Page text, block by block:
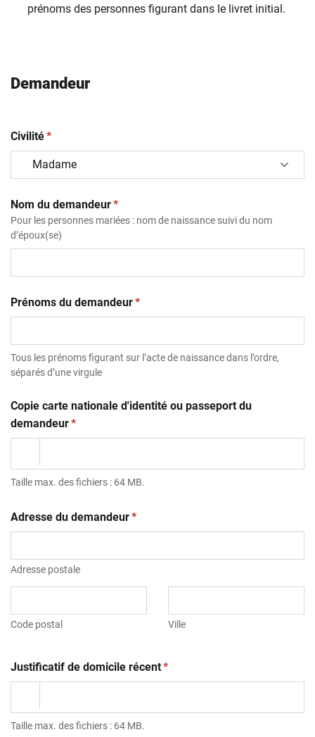
prénoms des personnes figurant dans le livret initial.
Demandeur
Civilité(obligatoire)
*
Nom du demandeur(obligatoire)
*
Pour les personnes mariées : nom de naissance suivi du nom
d’époux(se)
Prénoms du demandeur(obligatoire)
*
Tous les prénoms figurant sur l’acte de naissance dans l’ordre,
séparés d’une virgule
Copie carte nationale d'identité ou passeport du
demandeur(obligatoire)
*
Taille max. des fichiers : 64 MB.
Adresse du demandeur(obligatoire)
*
Adresse postale
Code postal Ville
Justificatif de domicile récent(obligatoire)
*
Taille max. des fichiers : 64 MB.